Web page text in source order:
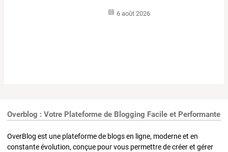
6 août 2026
Overblog : Votre Plateforme de Blogging Facile et Performante
OverBlog est une plateforme de blogs en ligne, moderne et en
constante évolution, conçue pour vous permettre de créer et gérer